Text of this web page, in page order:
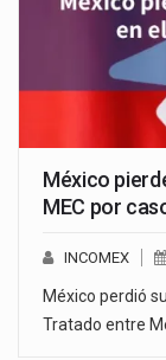
México
MEC por
INCOMEX
México perdió
Tratado entre